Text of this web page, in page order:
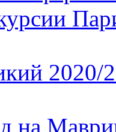
2020/
на